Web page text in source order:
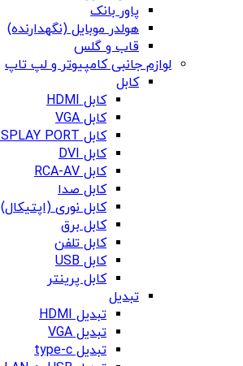
پاور بانک
هولدر موبایل (نگهدارنده)
قاب و گلس
لوازم جانبی کامپیوتر و لپ تاپ
کابل
کابل HDMI
کابل VGA
کابل DISPLAY PORT
کابل DVI
کابل RCA-AV
کابل صدا
کابل نوری (اپتیکال)
کابل برق
کابل تلفن
کابل USB
کابل پرینتر
تبدیل
تبدیل HDMI
تبدیل VGA
تبدیل type-c